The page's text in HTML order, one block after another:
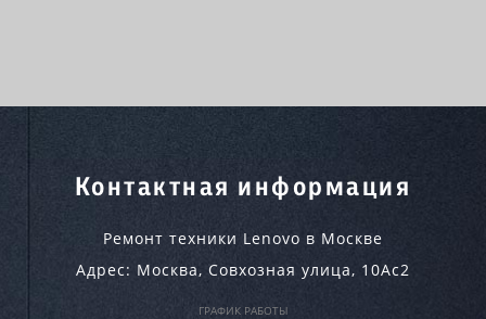
Контактная информация
Ремонт техники Lenovo в Москве
Адрес: Москва, Совхозная улица, 10Ас2
ГРАФИК РАБОТЫ